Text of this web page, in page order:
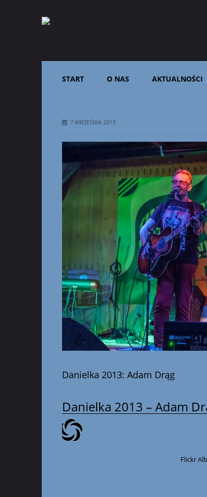
START O NAS AKTUALNOŚCI
7 WRZEŚNIA 2013
Danielka 2013: Adam Drąg
Danielka 2013 – Adam
Flickr